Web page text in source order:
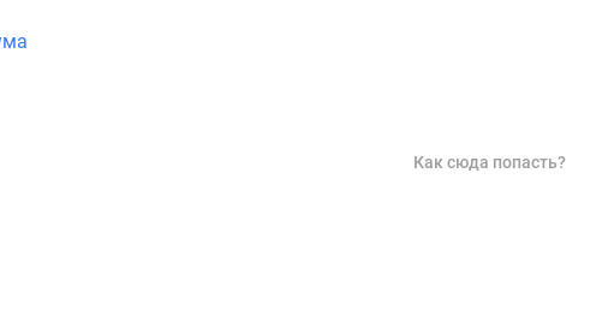
Как сюда попасть?